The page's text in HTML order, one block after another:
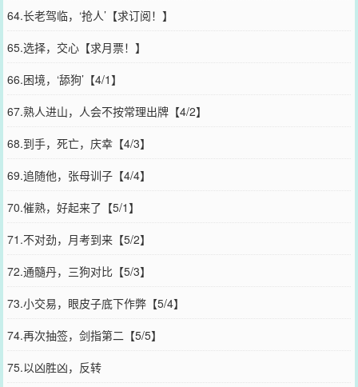
64.长老驾临，‘抢人’【求订阅！】
65.选择，交心【求月票！】
66.困境，‘舔狗’【4/1】
67.熟人进山，人会不按常理出牌【4/2】
68.到手，死亡，庆幸【4/3】
69.追随他，张母训子【4/4】
70.催熟，好起来了【5/1】
71.不对劲，月考到来【5/2】
72.通髓丹，三狗对比【5/3】
73.小交易，眼皮子底下作弊【5/4】
74.再次抽签，剑指第二【5/5】
75.以凶胜凶，反转